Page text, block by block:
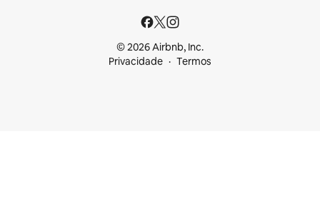
© 2026 Airbnb, Inc.
Privacidade
Termos